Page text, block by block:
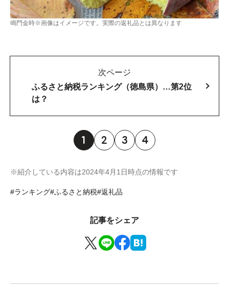
鳴門金時※画像はイメージです。実際の返礼品とは異なります
次ページ
ふるさと納税ランキング（徳島県）…第2位
は？
1 2 3 4
※紹介している内容は2024年4月1日時点の情報です
#ランキング#ふるさと納税#返礼品
記事をシェア